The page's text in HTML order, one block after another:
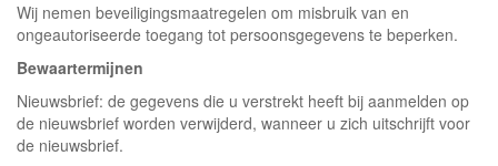
Wij nemen beveiligingsmaatregelen om misbruik van en
ongeautoriseerde toegang tot persoonsgegevens te beperken.
Bewaartermijnen
Nieuwsbrief: de gegevens die u verstrekt heeft bij aanmelden op
de nieuwsbrief worden verwijderd, wanneer u zich uitschrijft voor
de nieuwsbrief.